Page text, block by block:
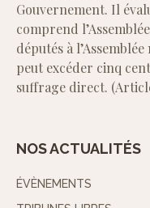
Gouvernement. Il
comprend
députés à
peut excéder cinq
suffrage direct.
NOS ACTUALITÉS
ÉVÈNEMENTS